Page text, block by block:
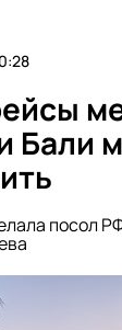
Бали
посол